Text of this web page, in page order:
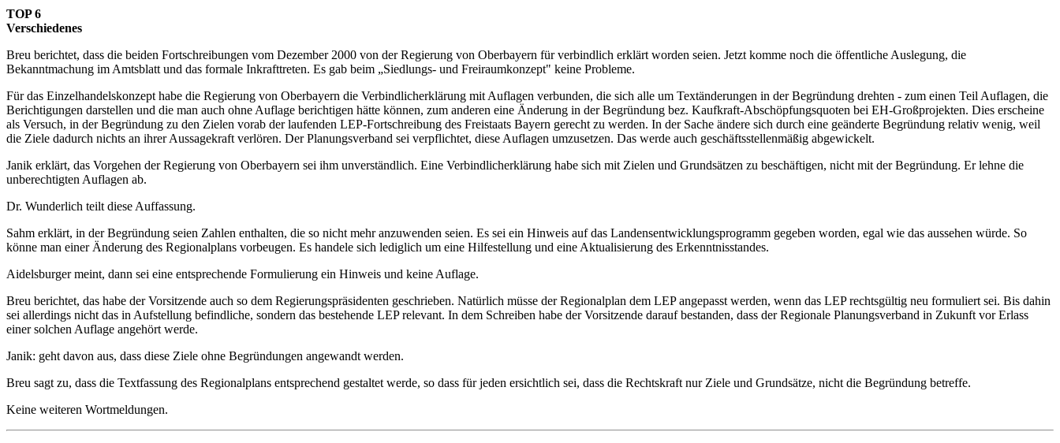
TOP 6
Verschiedenes
Breu berichtet, dass die beiden Fortschreibungen vom Dezember 2000 von der Regierung von Oberbayern für verbindlich erklärt worden seien. Jetzt komme noch die öffentliche Auslegung, die
Bekanntmachung im Amtsblatt und das formale Inkrafttreten. Es gab beim „Siedlungs- und Freiraumkonzept" keine Probleme.
Für das Einzelhandelskonzept habe die Regierung von Oberbayern die Verbindlicherklärung mit Auflagen verbunden, die sich alle um Textänderungen in der Begründung drehten - zum einen Teil Auflagen, die
Berichtigungen darstellen und die man auch ohne Auflage berichtigen hätte können, zum anderen eine Änderung in der Begründung bez. Kaufkraft-Abschöpfungsquoten bei EH-Großprojekten. Dies erscheine
als Versuch, in der Begründung zu den Zielen vorab der laufenden LEP-Fortschreibung des Freistaats Bayern gerecht zu werden. In der Sache ändere sich durch eine geänderte Begründung relativ wenig, weil
die Ziele dadurch nichts an ihrer Aussagekraft verlören. Der Planungsverband sei verpflichtet, diese Auflagen umzusetzen. Das werde auch geschäftsstellenmäßig abgewickelt.
Janik erklärt, das Vorgehen der Regierung von Oberbayern sei ihm unverständlich. Eine Verbindlicherklärung habe sich mit Zielen und Grundsätzen zu beschäftigen, nicht mit der Begründung. Er lehne die
unberechtigten Auflagen ab.
Dr. Wunderlich teilt diese Auffassung.
Sahm erklärt, in der Begründung seien Zahlen enthalten, die so nicht mehr anzuwenden seien. Es sei ein Hinweis auf das Landensentwicklungsprogramm gegeben worden, egal wie das aussehen würde. So
könne man einer Änderung des Regionalplans vorbeugen. Es handele sich lediglich um eine Hilfestellung und eine Aktualisierung des Erkenntnisstandes.
Aidelsburger meint, dann sei eine entsprechende Formulierung ein Hinweis und keine Auflage.
Breu berichtet, das habe der Vorsitzende auch so dem Regierungspräsidenten geschrieben. Natürlich müsse der Regionalplan dem LEP angepasst werden, wenn das LEP rechtsgültig neu formuliert sei. Bis dahin
sei allerdings nicht das in Aufstellung befindliche, sondern das bestehende LEP relevant. In dem Schreiben habe der Vorsitzende darauf bestanden, dass der Regionale Planungsverband in Zukunft vor Erlass
einer solchen Auflage angehört werde.
Janik: geht davon aus, dass diese Ziele ohne Begründungen angewandt werden.
Breu sagt zu, dass die Textfassung des Regionalplans entsprechend gestaltet werde, so dass für jeden ersichtlich sei, dass die Rechtskraft nur Ziele und Grundsätze, nicht die Begründung betreffe.
Keine weiteren Wortmeldungen.